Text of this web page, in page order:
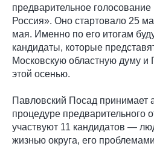
предварительное
Россия». Оно стартовало 25
мая. Именно по его итогам
кандидаты, которые
Московскую областную думу и
этой осенью.
Павловский Посад принимает
процедуре предварительного
участвуют 11 кандидатов —
жизнью округа, его